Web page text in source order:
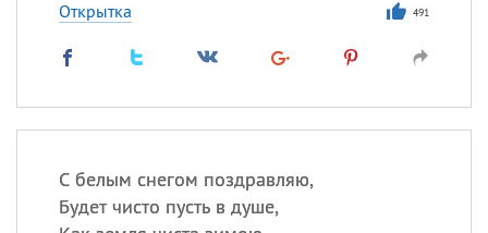
Открытка 491
С белым снегом поздравляю,
Будет чисто пусть в душе,